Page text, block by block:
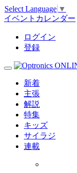
Select Language ▼
イベントカレンダー
ログイン
登録
新着
主張
解説
特集
キッズ
サイラジ
連載